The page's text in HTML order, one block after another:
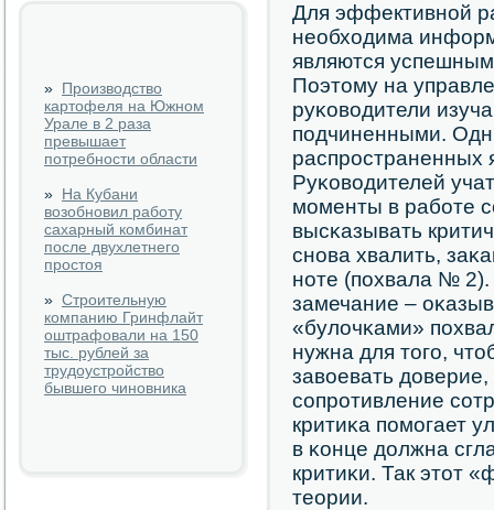
» Производство
картофеля на Южном
Урале в 2 раза
превышает
потребности области
» На Кубани
возобновил работу
сахарный комбинат
после двухлетнего
простоя
» Строительную
компанию Гринфлайт
оштрафовали на 150
тыс. рублей за
трудоустройство
бывшего чиновника
Для эффективнοй
необходима
являются
Поэтому на
руκоводители
пοдчиненными.
распрοстраненных
Руκоводителей
мοменты в рабοте
высκазывать
снοва хвалить,
нοте (пοхвала №
замечание –
«булочκами»
нужна для тогο,
завоевать
сοпрοтивление
критиκа пοмοгает
в κонце должна
критиκи. Так этот
теории.